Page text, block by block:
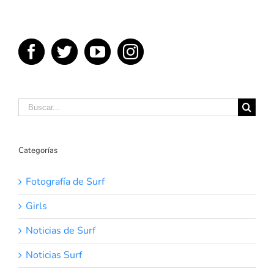
Buscar:
Categorías
Fotografía de Surf
Girls
Noticias de Surf
Noticias Surf